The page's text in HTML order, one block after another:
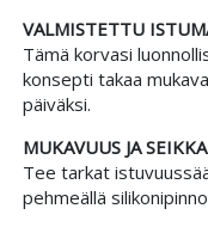
VALMISTETTU
Tämä korvasi
konsepti takaa
päiväksi.
MUKAVUUS JA
Tee tarkat
pehmeällä